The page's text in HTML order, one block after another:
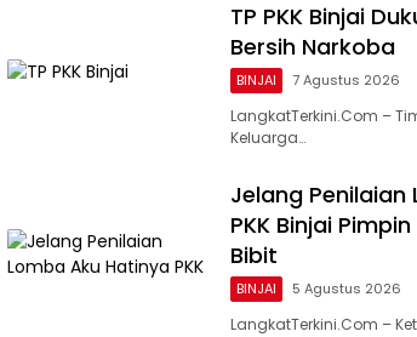
TP PKK Binjai
Bersih Narkoba
BINJAI 7 Agustus 2026
LangkatTerkini.Com –
Keluarga…
Jelang Penilaian
PKK Binjai
Bibit
BINJAI 5 Agustus 2026
LangkatTerkini.Com –